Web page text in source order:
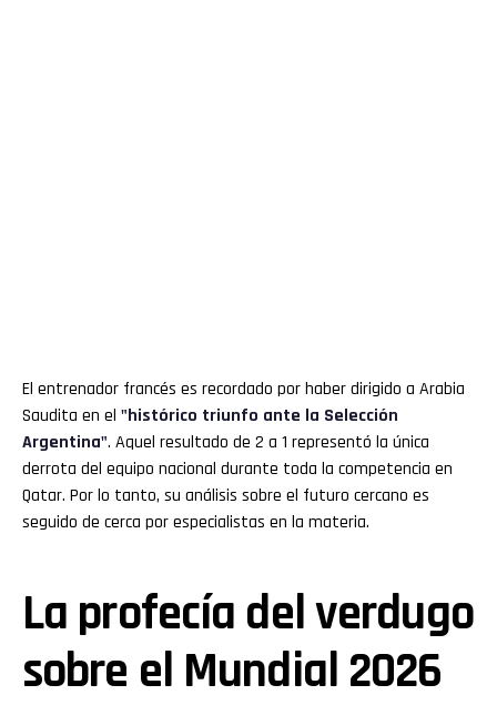
El entrenador francés es recordado por haber dirigido a Arabia
Saudita en el "histórico triunfo ante la Selección
Argentina". Aquel resultado de 2 a 1 representó la única
derrota del equipo nacional durante toda la competencia en
Qatar. Por lo tanto, su análisis sobre el futuro cercano es
seguido de cerca por especialistas en la materia.
La profecía del verdugo
sobre el Mundial 2026